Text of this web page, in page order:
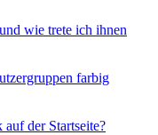
wie trete ich ihnen
farbig
auf der Startseite?